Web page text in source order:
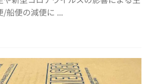
/船便の減便に ...